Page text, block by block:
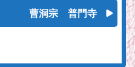
曹洞宗 普門寺